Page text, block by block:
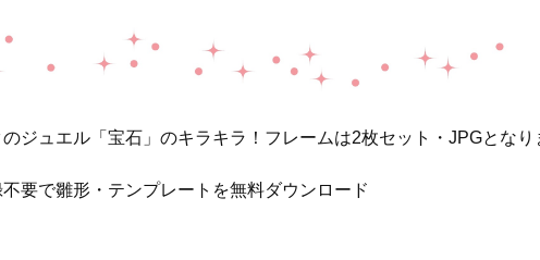
ジュエル「宝石」のキラキラ！フレームは2枚セット・JPGとなり
要で雛形・テンプレートを無料ダウンロード